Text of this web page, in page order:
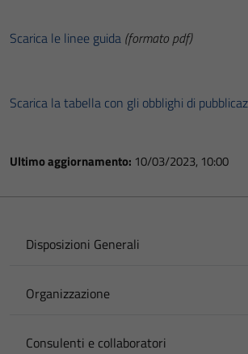
Scarica le linee guida (formato pdf)
Scarica la tabella con gli obblighi di
Ultimo aggiornamento: 10/03/2023, 10:00
Disposizioni Generali
Organizzazione
Consulenti e collaboratori